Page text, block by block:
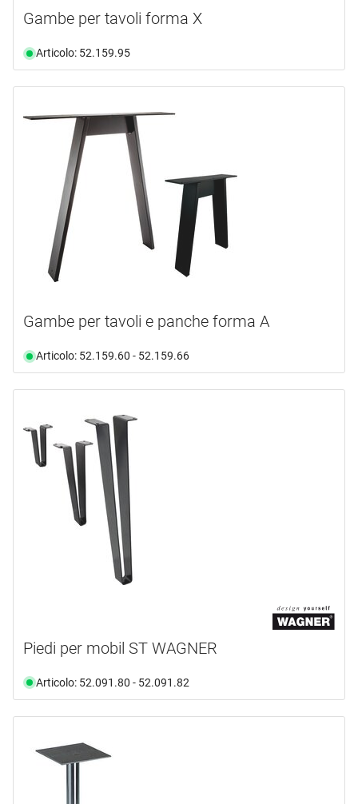
Gambe per tavoli forma X
Articolo: 52.159.95
Gambe per tavoli e panche forma A
Articolo: 52.159.60 - 52.159.66
Piedi per mobil ST WAGNER
Articolo: 52.091.80 - 52.091.82